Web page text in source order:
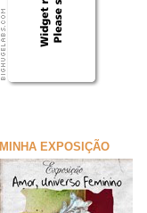
MINHA EXPOSIÇÃO